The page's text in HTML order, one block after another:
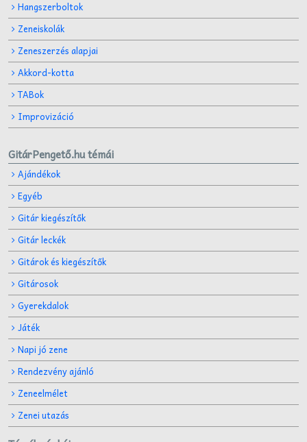
Hangszerboltok
Zeneiskolák
Zeneszerzés alapjai
Akkord-kotta
TABok
Improvizáció
GitárPengető.hu témái
Ajándékok
Egyéb
Gitár kiegészítők
Gitár leckék
Gitárok és kiegészítők
Gitárosok
Gyerekdalok
Játék
Napi jó zene
Rendezvény ajánló
Zeneelmélet
Zenei utazás